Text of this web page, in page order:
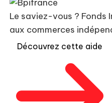
Le saviez-vous ? Fonds
aux commerces
Découvrez cette aide